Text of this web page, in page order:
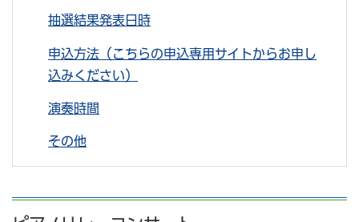
抽選結果発表日時
申込方法（こちらの申込専用サイトからお申し
込みください）
演奏時間
その他